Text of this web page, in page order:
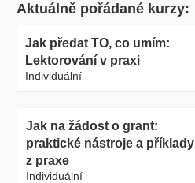
Aktuálně pořádané kurzy:
Jak předat TO, co umím:
Lektorování v praxi
Individuální
Jak na žádost o grant:
praktické nástroje a příklady
z praxe
Individuální